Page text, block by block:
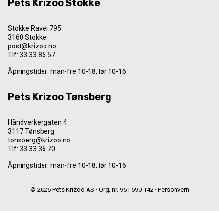
Pets Krizoo Stokke
Stokke Ravei 795
3160 Stokke
post@krizoo.no
Tlf: 33 33 85 57
Åpningstider: man-fre 10-18, lør 10-16
Pets Krizoo Tønsberg
Håndverkergaten 4
3117 Tønsberg
tonsberg@krizoo.no
Tlf: 33 33 36 70
Åpningstider: man-fre 10-18, lør 10-16
© 2026 Pets Krizoo AS · Org. nr. 951 590 142 · Personvern